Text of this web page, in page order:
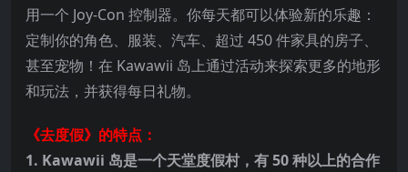
用一个 Joy-Con 控制器。你每天都可以体验新的乐趣：
定制你的角色、服装、汽车、超过 450 件家具的房子、
甚至宠物！在 Kawawii 岛上通过活动来探索更多的地形
和玩法 ，并获得每日礼物。
《去度假》的特点：
1. Kawawii 岛是一个天堂度假村，有 50 种以上的合作